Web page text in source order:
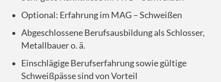
Optional: Erfahrung im MAG – Schweißen
Abgeschlossene Berufsausbildung als Schlosser,
Metallbauer o. ä.
Einschlägige Berufserfahrung sowie gültige
Schweißpässe sind von Vorteil